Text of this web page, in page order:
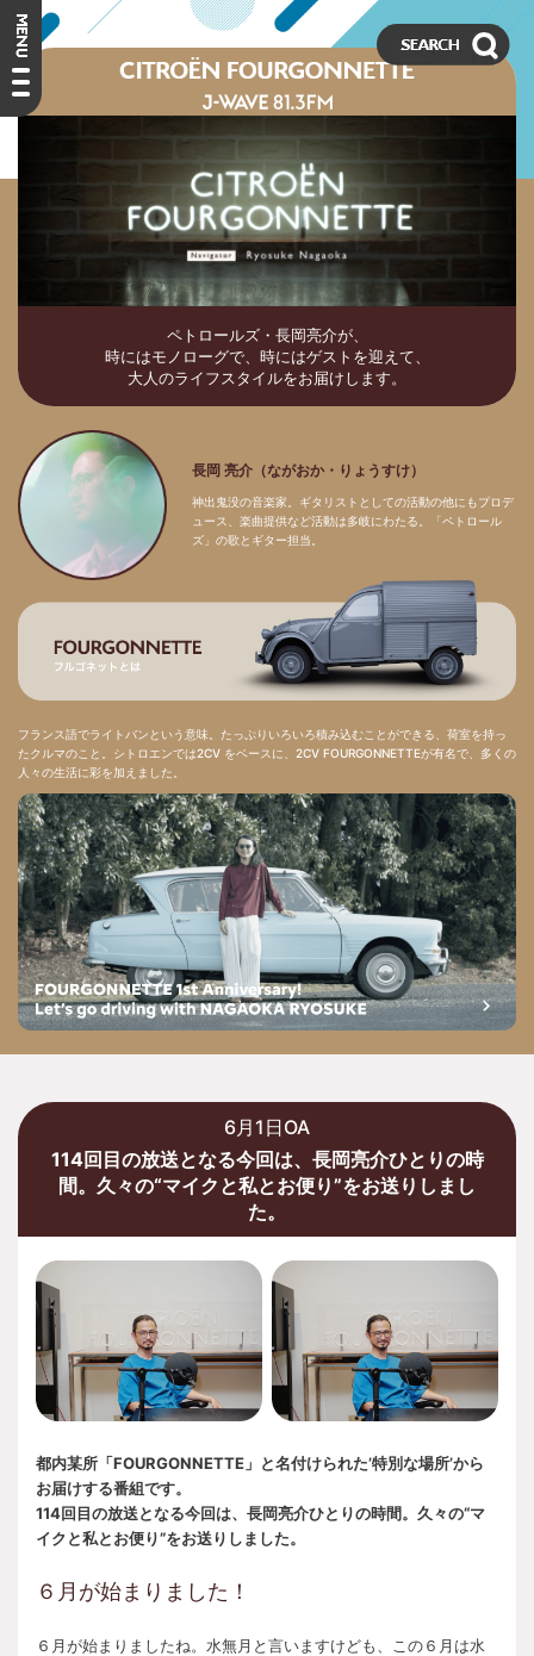
ペトロールズ・長岡亮介が、
時にはモノローグで、時にはゲストを迎えて、
大人のライフスタイルをお届けします。
長岡 亮介（ながおか・りょうすけ）
神出鬼没の音楽家。ギタリストとしての活動の他にもプロデ
ュース、楽曲提供など活動は多岐にわたる。「ペトロール
ズ」の歌とギター担当。
フランス語でライトバンという意味。たっぷりいろいろ積み込むことができる、荷室を持っ
たクルマのこと。シトロエンでは2CV をベースに、2CV FOURGONNETTEが有名で、多くの
人々の生活に彩を加えました。
6月1日OA
114回目の放送となる今回は、長岡亮介ひとりの時
間。久々の“マイクと私とお便り”をお送りしまし
た。
都内某所「FOURGONNETTE」と名付けられた’特別な場所’から
お届けする番組です。
114回目の放送となる今回は、長岡亮介ひとりの時間。久々の“マ
イクと私とお便り”をお送りしました。
６月が始まりました！
６月が始まりましたね。水無月と言いますけども、この６月は水